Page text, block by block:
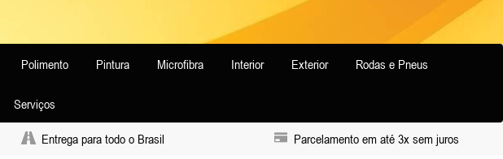
Polimento Pintura Microfibra Interior Exterior Rodas e Pneus
Serviços
Entrega para todo o Brasil Parcelamento em até 3x sem juros